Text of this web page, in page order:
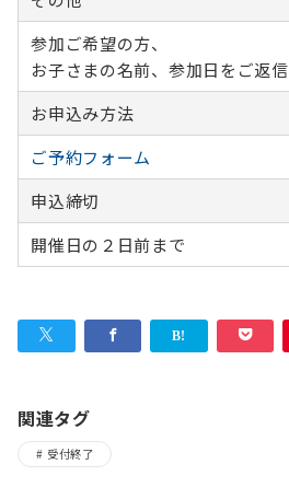
参加ご希望の方、
お子さまの名前、参加日をご返
お申込み方法
ご予約フォーム
申込締切
開催日の２日前まで
関連タグ
受付終了